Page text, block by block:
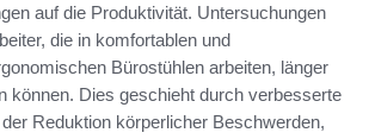
auf die Produktivität. Untersuchungen
die in komfortablen und
Bürostühlen arbeiten, länger
können. Dies geschieht durch verbesserte
Reduktion körperlicher Beschwerden,